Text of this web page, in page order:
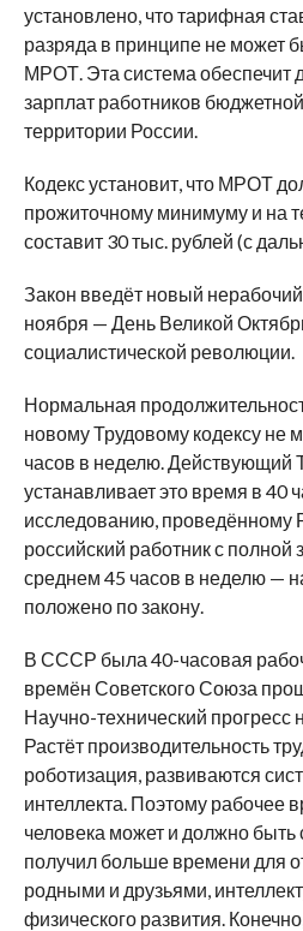
установлено, что тарифная
разряда в принципе не может
МРОТ. Эта система обеспечит
зарплат работников
территории России.
Кодекс установит, что МРОТ
прожиточному минимуму и на
составит 30 тыс. рублей (с
Закон введёт новый
ноября — День Великой
социалистической революции.
Нормальная
новому Трудовому кодексу не
часов в неделю. Действующий
устанавливает это время в 40
исследованию, проведённому
российский работник с полной
среднем 45 часов в неделю —
положено по закону.
В СССР была 40-часовая
времён Советского Союза
Научно-технический прогресс
Растёт производительность
роботизация, развиваются
интеллекта. Поэтому рабочее
человека может и должно
получил больше времени для
родными и друзьями,
физического развития.